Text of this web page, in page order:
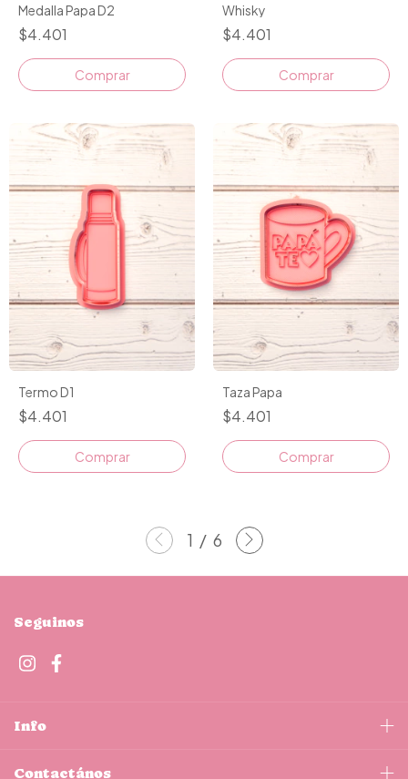
Medalla Papa D2
$4.401
Comprar
Whisky
$4.401
Comprar
Termo D1
$4.401
Comprar
Taza Papa
$4.401
Comprar
1 / 6
Seguinos
Info
Contactános